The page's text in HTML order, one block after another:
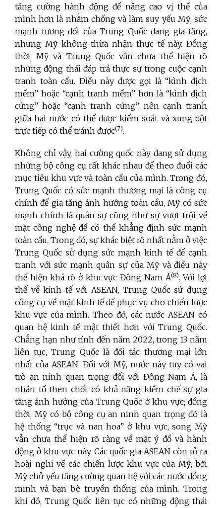
tăng cường hành động để nâng cao vị thế của
mình hơn là nhằm chống và làm suy yếu Mỹ; sức
mạnh tương đối của Trung Quốc đang gia tăng,
nhưng Mỹ không thừa nhận thực tế này. Đồng
thời, Mỹ và Trung Quốc vẫn chưa thể hiện rõ
những động thái đáp trả thực sự trong cuộc cạnh
tranh toàn cầu. Điều này được gọi là “kình địch
mềm” hoặc “cạnh tranh mềm” hơn là “kình địch
cứng” hoặc “cạnh tranh cứng”, nên cạnh tranh
giữa hai nước có thể được kiểm soát và xung đột
trực tiếp có thể tránh được(7).
Không chỉ vậy, hai cường quốc này đang sử dụng
những bộ công cụ rất khác nhau để theo đuổi các
mục tiêu khu vực và toàn cầu của mình. Trong đó,
Trung Quốc có sức mạnh thương mại là công cụ
chính để gia tăng ảnh hưởng toàn cầu, Mỹ có sức
mạnh chính là quân sự cũng như sự vượt trội về
mặt công nghệ để có thể khẳng định sức mạnh
toàn cầu. Trong đó, sự khác biệt rõ nhất nằm ở việc
Trung Quốc sử dụng sức mạnh kinh tế để cạnh
tranh với sức mạnh quân sự của Mỹ và điều này
thể hiện khá rõ ở khu vực Đông Nam Á(8). Với lợi
thế về kinh tế với ASEAN, Trung Quốc sử dụng
công cụ về mặt kinh tế để phục vụ cho chiến lược
khu vực của mình. Theo đó, các nước ASEAN có
quan hệ kinh tế mật thiết hơn với Trung Quốc.
Chẳng hạn như tính đến năm 2022, trong 13 năm
liên tục, Trung Quốc là đối tác thương mại lớn
nhất của ASEAN. Đối với Mỹ, nước này tuy có vai
trò an ninh quan trọng đối với Đông Nam Á, là
nhân tố then chốt có khả năng kiềm chế sự gia
tăng ảnh hưởng của Trung Quốc ở khu vực; đồng
thời, Mỹ có bộ công cụ an ninh quan trọng đó là
hệ thống “trục và nan hoa” ở khu vực, song Mỹ
vẫn chưa thể hiện rõ ràng về mặt ý đồ và hành
động ở khu vực này. Các quốc gia ASEAN còn tỏ ra
hoài nghi về các chiến lược khu vực của Mỹ, bởi
Mỹ chủ yếu tăng cường quan hệ với các nước đồng
minh và bạn bè truyền thống của mình. Trong
khi đó, Trung Quốc liên tục có những động thái